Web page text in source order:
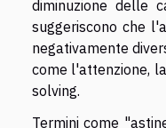
diminuzione delle
suggeriscono che
negativamente
come l'attenzione,
solving.
Termini come